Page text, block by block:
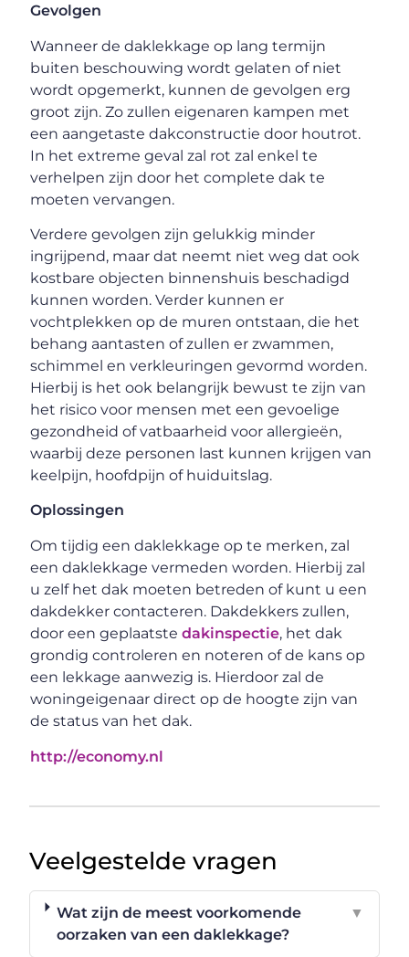
Gevolgen
Wanneer de daklekkage op lang termijn
buiten beschouwing wordt gelaten of niet
wordt opgemerkt, kunnen de gevolgen erg
groot zijn. Zo zullen eigenaren kampen met
een aangetaste dakconstructie door houtrot.
In het extreme geval zal rot zal enkel te
verhelpen zijn door het complete dak te
moeten vervangen.
Verdere gevolgen zijn gelukkig minder
ingrijpend, maar dat neemt niet weg dat ook
kostbare objecten binnenshuis beschadigd
kunnen worden. Verder kunnen er
vochtplekken op de muren ontstaan, die het
behang aantasten of zullen er zwammen,
schimmel en verkleuringen gevormd worden.
Hierbij is het ook belangrijk bewust te zijn van
het risico voor mensen met een gevoelige
gezondheid of vatbaarheid voor allergieën,
waarbij deze personen last kunnen krijgen van
keelpijn, hoofdpijn of huiduitslag.
Oplossingen
Om tijdig een daklekkage op te merken, zal
een daklekkage vermeden worden. Hierbij zal
u zelf het dak moeten betreden of kunt u een
dakdekker contacteren. Dakdekkers zullen,
door een geplaatstedakinspectie, het dak
grondig controleren en noteren of de kans op
een lekkage aanwezig is. Hierdoor zal de
woningeigenaar direct op de hoogte zijn van
de status van het dak.
http://economy.nl
Veelgestelde vragen
Wat zijn de meest voorkomende
oorzaken van een daklekkage?
▼